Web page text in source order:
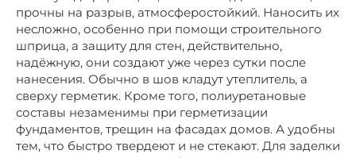
прочны на разрыв, атмосферостойкий. Наносить их
несложно, особенно при помощи строительного
шприца, а защиту для стен, действительно,
надёжную, они создают уже через сутки после
нанесения. Обычно в шов кладут утеплитель, а
сверху герметик. Кроме того, полиуретановые
составы незаменимы при герметизации
фундаментов, трещин на фасадах домов. А удобны
тем, что быстро твердеют и не стекают. Для заделки